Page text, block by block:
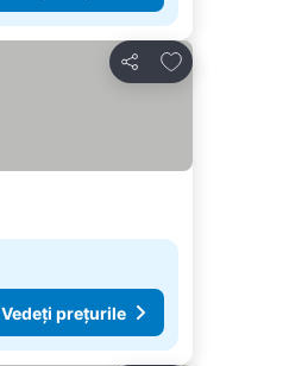
Distribuiți
Adăugaţi la
Vedeți prețurile